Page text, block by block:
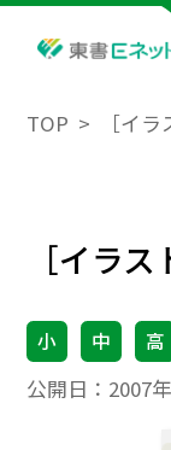
TOP ［イ
［イラ
小 中 高
公開日： 2007